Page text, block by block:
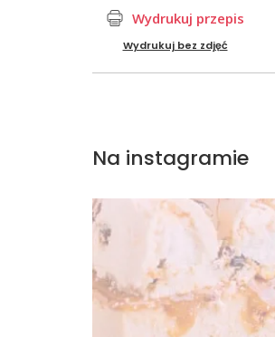
Wydrukuj przepis
Wydrukuj bez zdjęć
Na instagramie